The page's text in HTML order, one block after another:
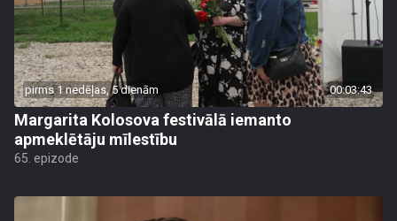
pirms 1 nedēļas, 5 dienām 00:03:43
Margarita Kolosova festivālā iemanto
apmeklētāju mīlestību
65. epizode